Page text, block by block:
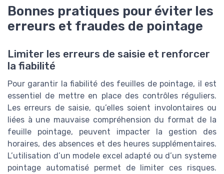
Bonnes pratiques pour éviter les
erreurs et fraudes de pointage
Limiter les erreurs de saisie et renforcer
la fiabilité
Pour garantir la fiabilité des feuilles de pointage, il est
essentiel de mettre en place des contrôles réguliers.
Les erreurs de saisie, qu’elles soient involontaires ou
liées à une mauvaise compréhension du format de la
feuille pointage, peuvent impacter la gestion des
horaires, des absences et des heures supplémentaires.
L’utilisation d’un modele excel adapté ou d’un systeme
pointage automatisé permet de limiter ces risques.